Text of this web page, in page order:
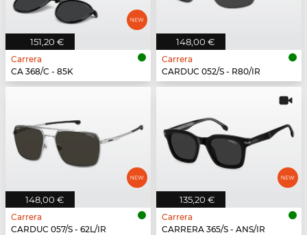
151,20 €
Carrera
CA 368/C - 85K
148,00 €
Carrera
CARDUC 052/S - R80/IR
148,00 €
Carrera
CARDUC 057/S - 62L/IR
135,20 €
Carrera
CARRERA 365/S - ANS/IR